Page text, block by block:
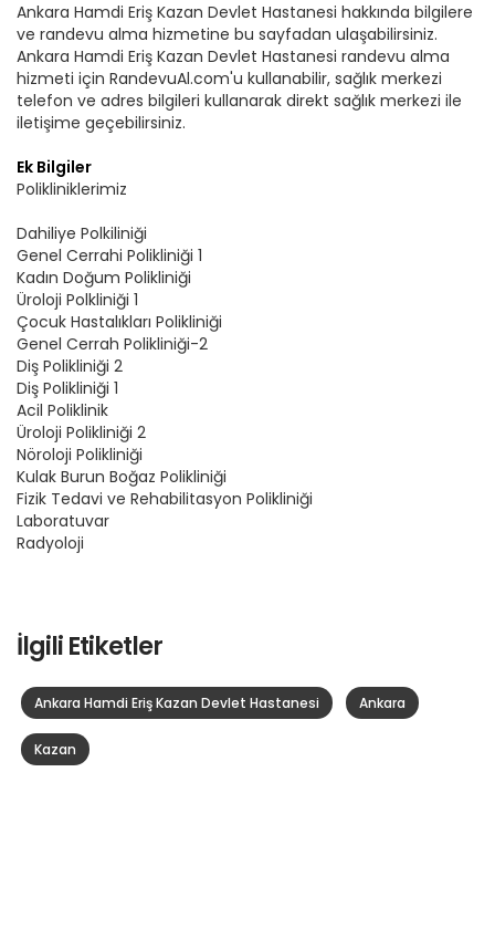
Ankara Hamdi Eriş Kazan Devlet Hastanesi hakkında bilgilere
ve randevu alma hizmetine bu sayfadan ulaşabilirsiniz.
Ankara Hamdi Eriş Kazan Devlet Hastanesi randevu alma
hizmeti için RandevuAl.com'u kullanabilir, sağlık merkezi
telefon ve adres bilgileri kullanarak direkt sağlık merkezi ile
iletişime geçebilirsiniz.
Ek Bilgiler
Polikliniklerimiz
Dahiliye Polkiliniği
Genel Cerrahi Polikliniği 1
Kadın Doğum Polikliniği
Üroloji Polkliniği 1
Çocuk Hastalıkları Polikliniği
Genel Cerrah Polikliniği-2
Diş Polikliniği 2
Diş Polikliniği 1
Acil Poliklinik
Üroloji Polikliniği 2
Nöroloji Polikliniği
Kulak Burun Boğaz Polikliniği
Fizik Tedavi ve Rehabilitasyon Polikliniği
Laboratuvar
Radyoloji
İlgili Etiketler
Ankara Hamdi Eriş Kazan Devlet Hastanesi Ankara
Kazan